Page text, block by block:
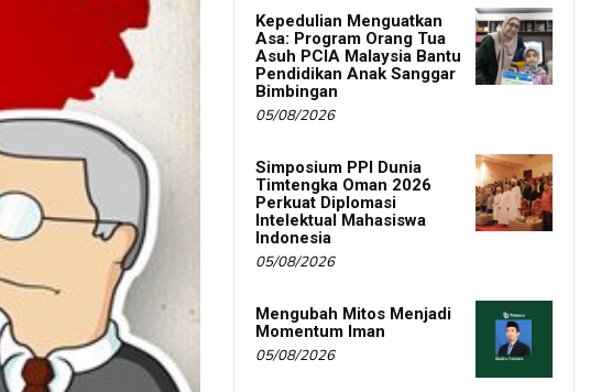
Kepedulian Menguatkan
Asa: Program Orang Tua
Asuh PCIA Malaysia Bantu
Pendidikan Anak Sanggar
Bimbingan
05/08/2026
Simposium PPI Dunia
Timtengka Oman 2026
Perkuat Diplomasi
Intelektual Mahasiswa
Indonesia
05/08/2026
Mengubah Mitos Menjadi
Momentum Iman
05/08/2026